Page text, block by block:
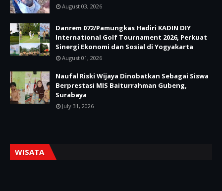
August 03, 2026
Danrem 072/Pamungkas Hadiri KADIN DIY
International Golf Tournament 2026, Perkuat
Sinergi Ekonomi dan Sosial di Yogyakarta
August 01, 2026
Naufal Riski Wijaya Dinobatkan Sebagai Siswa
Berprestasi MIS Baiturrahman Gubeng,
Surabaya
July 31, 2026
WISATA